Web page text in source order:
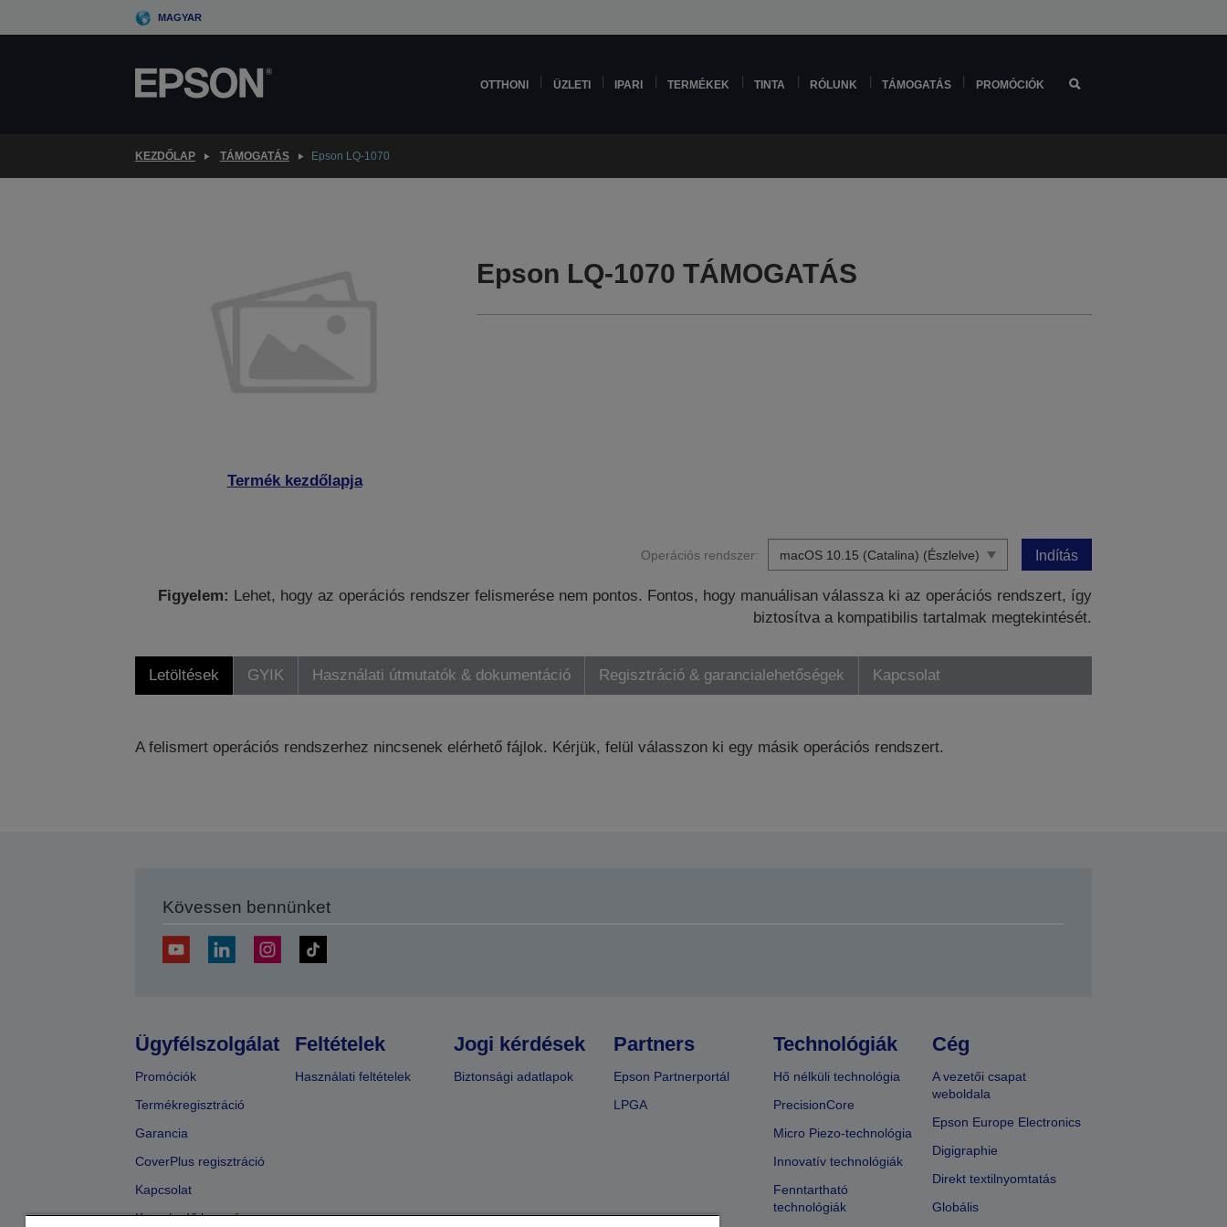
to
MAGYAR
OTTHONI ÜZLETI IPARI TERMÉKEK TINTA RÓLUNK TÁMOGATÁS PROMÓCIÓK
KEZDŐLAP TÁMOGATÁS Epson LQ-1070
Termék kezdőlapja
Epson LQ-1070 TÁMOGATÁS
Operációs rendszer: Indítás
Figyelem: Lehet, hogy az operációs rendszer felismerése nem pontos. Fontos, hogy manuálisan válassza ki az operációs rendszert, így
biztosítva a kompatibilis tartalmak megtekintését.
Letöltések GYIK Használati útmutatók & dokumentáció Regisztráció & garancialehetőségek Kapcsolat
A felismert operációs rendszerhez nincsenek elérhető fájlok. Kérjük, felül válasszon ki egy másik operációs rendszert.
Kövessen bennünket
Ügyfélszolgálat
Promóciók
Termékregisztráció
Garancia
CoverPlus regisztráció
Kapcsolat
Kereskedő keresése
Feltételek
Használati feltételek
Jogi kérdések
Biztonsági adatlapok
Partners
Epson Partnerportál
LPGA
Technológiák
Hő nélküli technológia
PrecisionCore
Micro Piezo-technológia
Innovatív technológiák
Fenntartható
technológiák
Cég
A vezetői csapat
weboldala
Epson Europe Electronics
Digigraphie
Direkt textilnyomtatás
Globális